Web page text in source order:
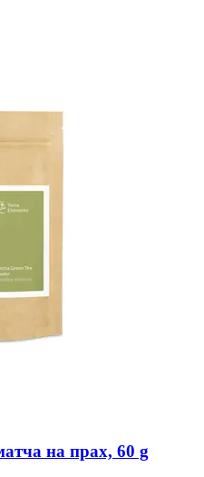
на прах, 60 g